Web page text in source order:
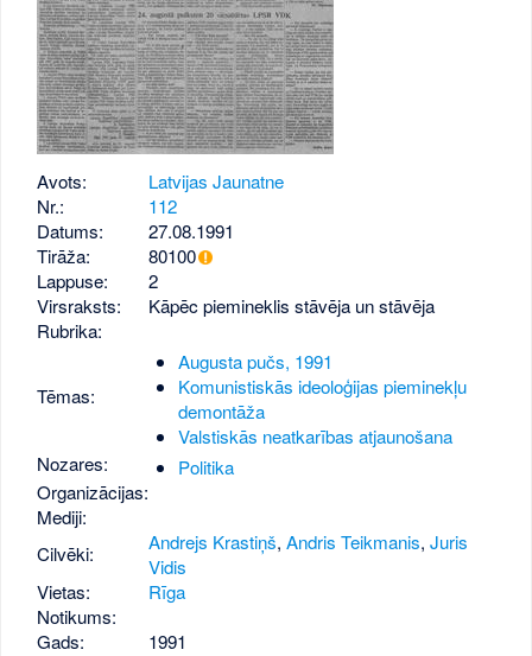
Avots:
Latvijas Jaunatne
Nr.:
112
Datums:
27.08.1991
Tirāža:
80100
Lappuse:
2
Virsraksts:
Kāpēc piemineklis stāvēja un stāvēja
Rubrika:
Tēmas:
Augusta pučs, 1991
Komunistiskās ideoloģijas pieminekļu
demontāža
Valstiskās neatkarības atjaunošana
Nozares:
Politika
Organizācijas:
Mediji:
Cilvēki:
Andrejs Krastiņš,Andris Teikmanis,Juris
Vidis
Vietas:
Rīga
Notikums:
Gads:
1991